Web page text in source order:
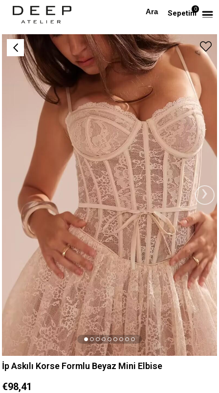
Sepetim0
Anasayfa TÜM ELBİSELER İp Askılı Korse Formlu Beyaz Mini Elbise
›
İp Askılı Korse Formlu Beyaz Mini Elbise
€98,41